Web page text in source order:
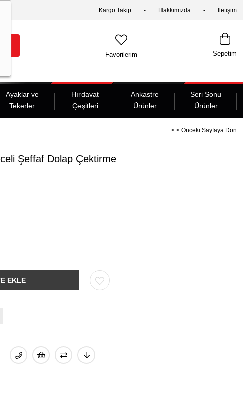
Kargo Takip Hakkımızda İletişim
Sepetim
Favorilerim
Ayaklar ve
Tekerler
Hırdavat
Çeşitleri
Ankastre
Ürünler
Seri Sonu
Ürünler
< < Önceki Sayfaya Dön
Şeffaf Dolap Çektirme